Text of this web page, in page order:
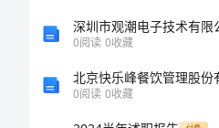
0阅读 0收藏
0阅读 0收藏